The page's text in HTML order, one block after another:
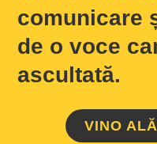
comunicare
de o voce
ascultată.
VINO